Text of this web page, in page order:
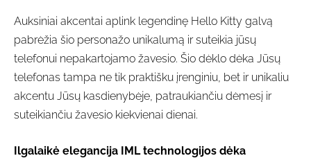
Auksiniai akcentai aplink legendinę Hello Kitty galvą
pabrėžia šio personažo unikalumą ir suteikia jūsų
telefonui nepakartojamo žavesio. Šio dėklo dėka Jūsų
telefonas tampa ne tik praktišku įrenginiu, bet ir unikaliu
akcentu Jūsų kasdienybėje, patraukiančiu dėmesį ir
suteikiančiu žavesio kiekvienai dienai.
Ilgalaikė elegancija IML technologijos dėka